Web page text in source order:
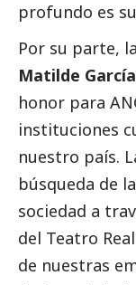
profundo es
Por su parte, la
Matilde
honor para
instituciones
nuestro país.
búsqueda de
sociedad a
del Teatro
de nuestras